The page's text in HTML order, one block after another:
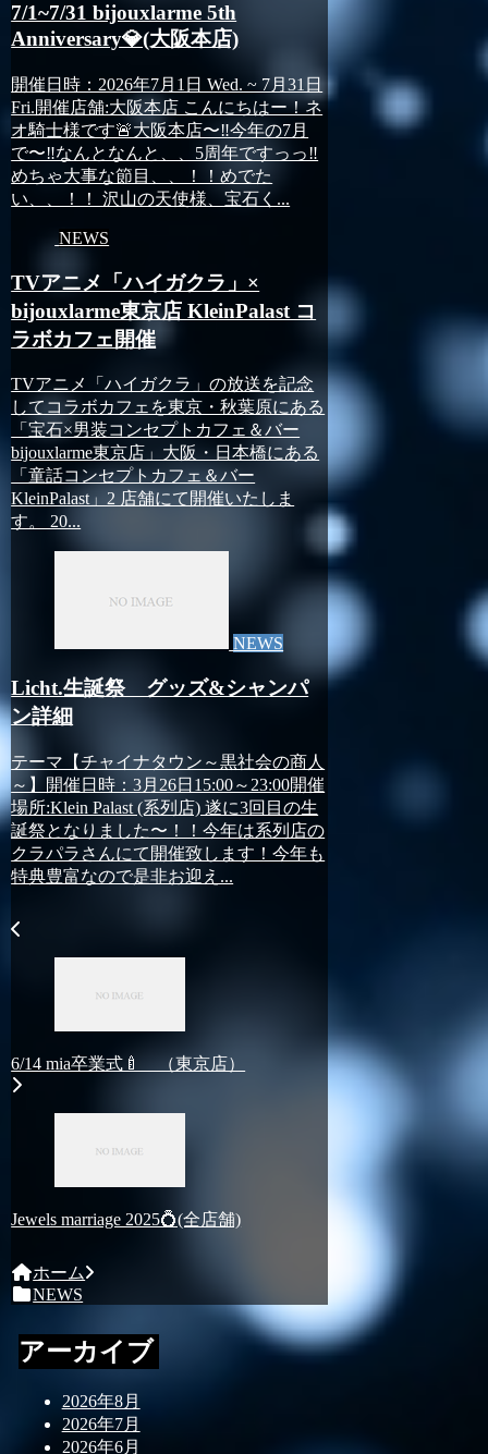
7/1~7/31 bijouxlarme 5th
Anniversary💎(大阪本店)
開催日時：2026年7月1日 Wed. ~ 7月31日
Fri.開催店舗:大阪本店 こんにちはー！ネ
オ騎士様です🚨大阪本店〜‼️今年の7月
で〜‼️なんとなんと、、5周年ですっっ‼️
めちゃ大事な節目、、！！めでた
い、、！！ 沢山の天使様、宝石く...
NEWS
TVアニメ「ハイガクラ」×
bijouxlarme東京店 KleinPalast コ
ラボカフェ開催
TVアニメ「ハイガクラ」の放送を記念
してコラボカフェを東京・秋葉原にある
「宝石×男装コンセプトカフェ＆バー
bijouxlarme東京店」大阪・日本橋にある
「童話コンセプトカフェ＆バー
KleinPalast」2 店舗にて開催いたしま
す。 20...
NEWS
Licht.生誕祭 グッズ&シャンパ
ン詳細
テーマ【チャイナタウン～黒社会の商人
～】開催日時：3月26日15:00～23:00開催
場所:Klein Palast (系列店) 遂に3回目の生
誕祭となりました〜！！今年は系列店の
クラパラさんにて開催致します！今年も
特典豊富なので是非お迎え...
6/14 mia卒業式🍼 （東京店）
Jewels marriage 2025💍(全店舗)
ホーム
NEWS
アーカイブ
2026年8月
2026年7月
2026年6月